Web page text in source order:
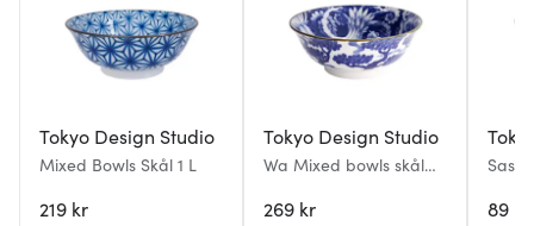
Tokyo Design Studio
Mixed Bowls Skål 1 L
219 kr
Tokyo Design Studio
Wa Mixed bowls skål
blue/white
269 kr 89 kr